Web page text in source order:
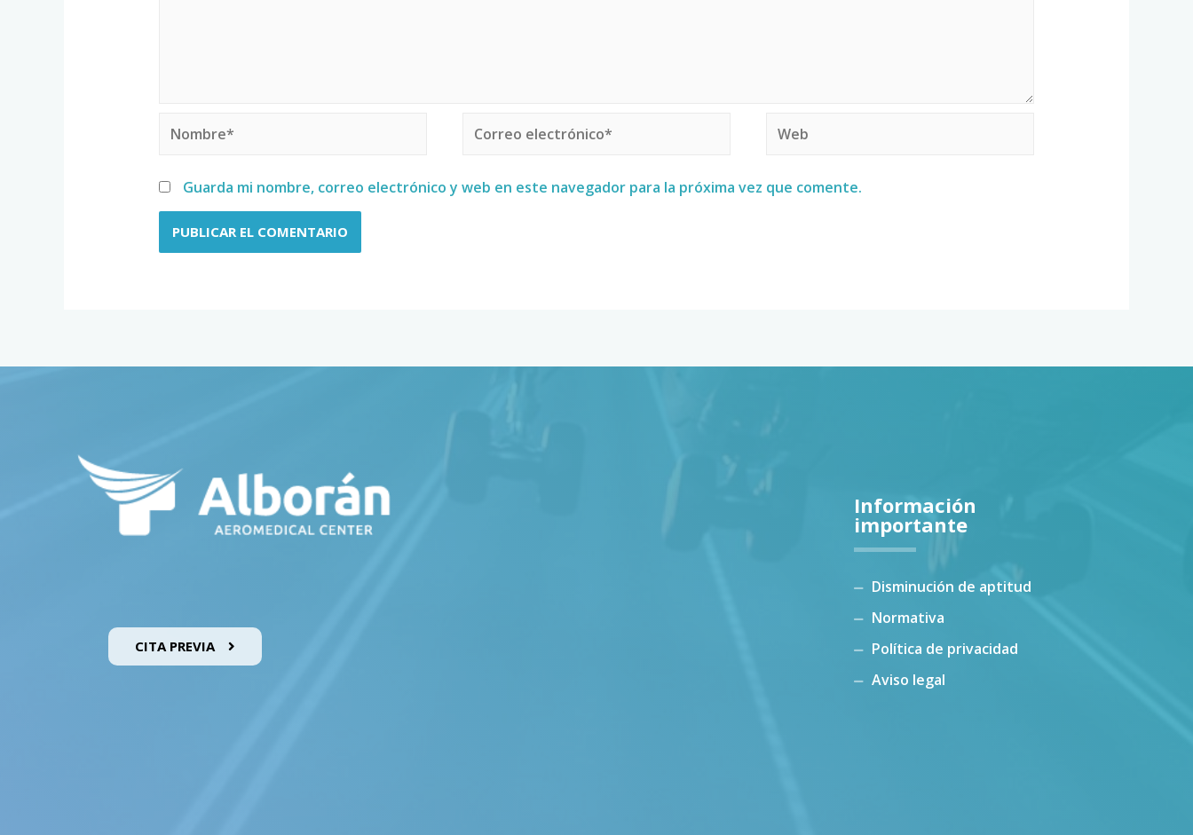
Guarda mi nombre, correo electrónico y web en este navegador para la próxima vez que comente.
CITA PREVIA
Información
importante
Disminución de aptitud
Normativa
Política de privacidad
Aviso legal